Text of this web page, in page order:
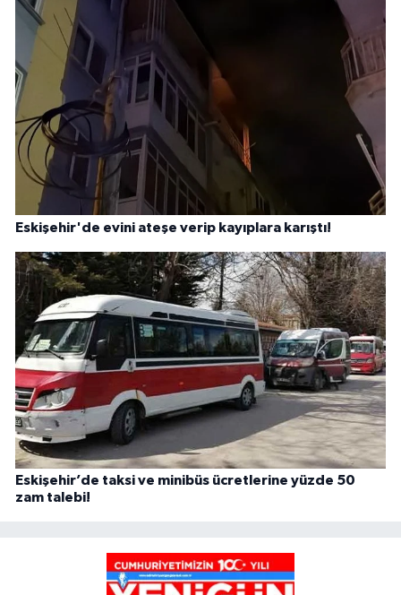
Eskişehir'de evini ateşe verip kayıplara karıştı!
Eskişehir’de taksi ve minibüs ücretlerine yüzde 50
zam talebi!